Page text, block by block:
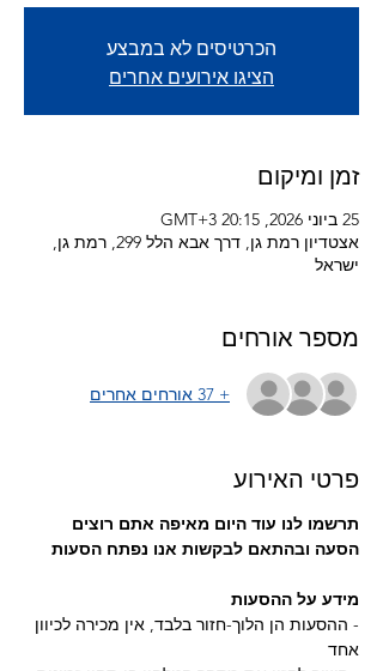
הכרטיסים לא במבצע
הציגו אירועים אחרים
זמן ומיקום
25 ביוני 2026, 20:15 GMT‎+3‎
אצטדיון רמת גן, דרך אבא הלל 299, רמת גן,
ישראל
מספר אורחים
+ 37 אורחים אחרים
פרטי האירוע
תרשמו לנו עוד היום מאיפה אתם רוצים
הסעה ובהתאם לבקשות אנו נפתח הסעות
מידע על ההסעות
- ההסעות הן הלוך-חזור בלבד, אין מכירה לכיוון
אחד